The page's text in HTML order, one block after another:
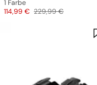
1 Farbe
Preis
114,99 € Originalpreis
229,99 €